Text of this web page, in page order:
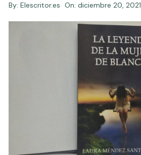
By: Elescritor.es On:diciembre 20, 2021